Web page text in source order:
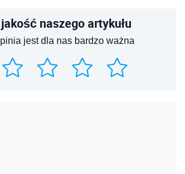
naszego artykułu
jest dla nas bardzo ważna